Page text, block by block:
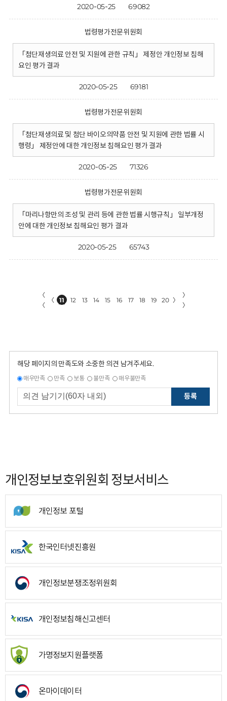
2020-05-25 69082
법령평가전문위원회
「첨단재생의료 안전 및 지원에 관한 규칙」 제정안 개인정보 침해
요인 평가 결과
2020-05-25 69181
법령평가전문위원회
「첨단재생의료 및 첨단 바이오의약품 안전 및 지원에 관한 법률 시
행령」 제정안에 대한 개인정보 침해요인 평가 결과
2020-05-25 71326
법령평가전문위원회
「마리나항만의 조성 및 관리 등에 관한 법률 시행규칙」 일부개정
안에 대한 개인정보 침해요인 평가 결과
2020-05-25 65743
〈
〈
〈 11 12 13 14 15 16 17 18 19 20 〉
〉
〉
해당 페이지의 만족도와 소중한 의견 남겨주세요.
매우만족 만족 보통 불만족 매우불만족
등록
개인정보보호위원회 정보서비스
개인정보 포털
한국인터넷진흥원
개인정보분쟁조정위원회
개인정보침해신고센터
가명정보지원플랫폼
온마이데이터